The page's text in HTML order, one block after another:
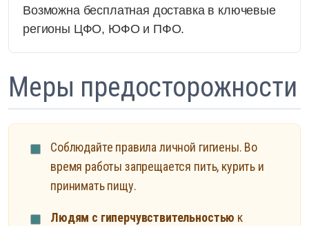
Возможна бесплатная доставка в ключевые
регионы ЦФО, ЮФО и ПФО.
Меры предосторожности
Соблюдайте правила личной гигиены. Во
время работы запрещается пить, курить и
принимать пищу.
Людям с гиперчувствительностью к